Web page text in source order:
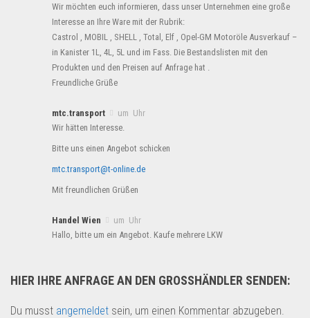
Wir möchten euch informieren, dass unser Unternehmen eine große
Interesse an Ihre Ware mit der Rubrik:
Castrol , MOBIL , SHELL , Total, Elf , Opel-GM Motoröle Ausverkauf –
in Kanister 1L, 4L, 5L und im Fass. Die Bestandslisten mit den
Produkten und den Preisen auf Anfrage hat .
Freundliche Grüße
mtc.transport
um Uhr
Wir hätten Interesse.
Bitte uns einen Angebot schicken
mtc.transport@t-online.de
Mit freundlichen Grüßen
Handel Wien
um Uhr
Hallo, bitte um ein Angebot. Kaufe mehrere LKW
HIER IHRE ANFRAGE AN DEN GROSSHÄNDLER SENDEN:
Du musst angemeldet sein, um einen Kommentar abzugeben.